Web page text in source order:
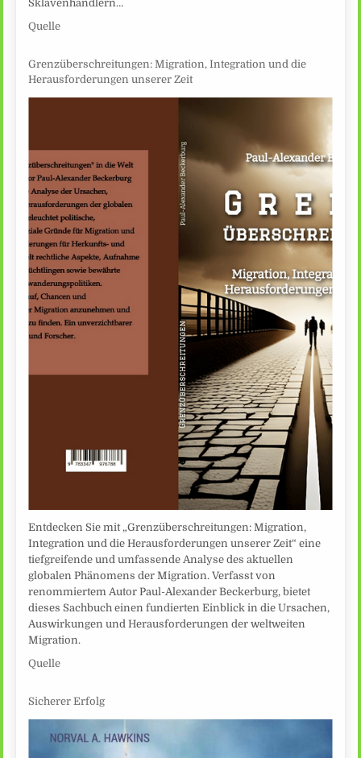
Sklavenhändlern…
Quelle
Grenzüberschreitungen: Migration, Integration und die
Herausforderungen unserer Zeit
Entdecken Sie mit „Grenzüberschreitungen: Migration,
Integration und die Herausforderungen unserer Zeit“ eine
tiefgreifende und umfassende Analyse des aktuellen
globalen Phänomens der Migration. Verfasst von
renommiertem Autor Paul-Alexander Beckerburg, bietet
dieses Sachbuch einen fundierten Einblick in die Ursachen,
Auswirkungen und Herausforderungen der weltweiten
Migration.
Quelle
Sicherer Erfolg